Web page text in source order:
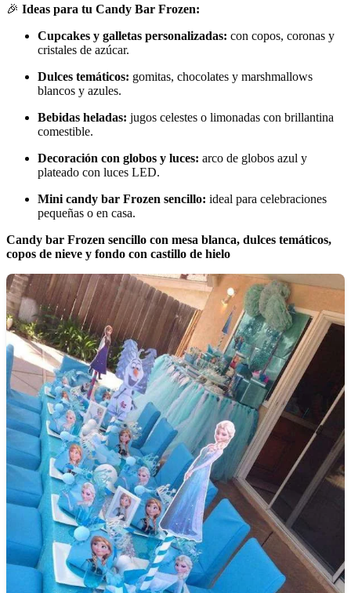
🎉 Ideas para tu Candy Bar Frozen:
Cupcakes y galletas personalizadas: con copos, coronas y
cristales de azúcar.
Dulces temáticos: gomitas, chocolates y marshmallows
blancos y azules.
Bebidas heladas: jugos celestes o limonadas con brillantina
comestible.
Decoración con globos y luces: arco de globos azul y
plateado con luces LED.
Mini candy bar Frozen sencillo: ideal para celebraciones
pequeñas o en casa.
Candy bar Frozen sencillo con mesa blanca, dulces temáticos,
copos de nieve y fondo con castillo de hielo